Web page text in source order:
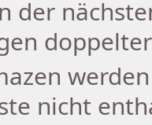
der
nicht